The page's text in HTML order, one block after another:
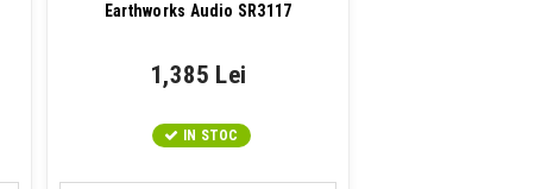
Earthworks Audio SR3117
1,385 Lei
IN STOC